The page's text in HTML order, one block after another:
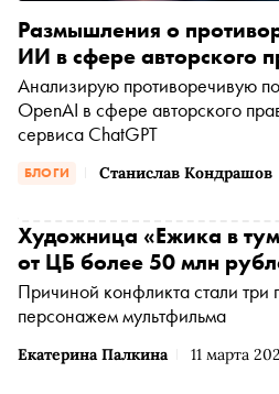
БЛОГИ Станислав Кондрашов
Размышления о
ИИ в сфере авторского
Анализирую противоречивую
OpenAI в сфере авторского
сервиса ChatGPT
Екатерина Палкина 11 марта
Художница «Ежика в
от ЦБ более 50 млн
Причиной конфликта стали три
персонажем мультфильма